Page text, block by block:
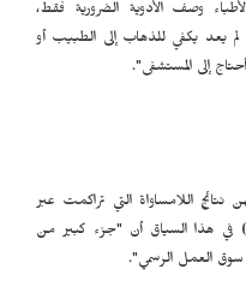
وصف الأدوية الضرورية فقط،
يعد يكفي للذهاب إلى الطبيب أو
إلى المستشفى".
نتائج اللامساواة التي تراكمت عبر
في هذا السياق أن "جزء كبير من
سوق العمل الرسمي".